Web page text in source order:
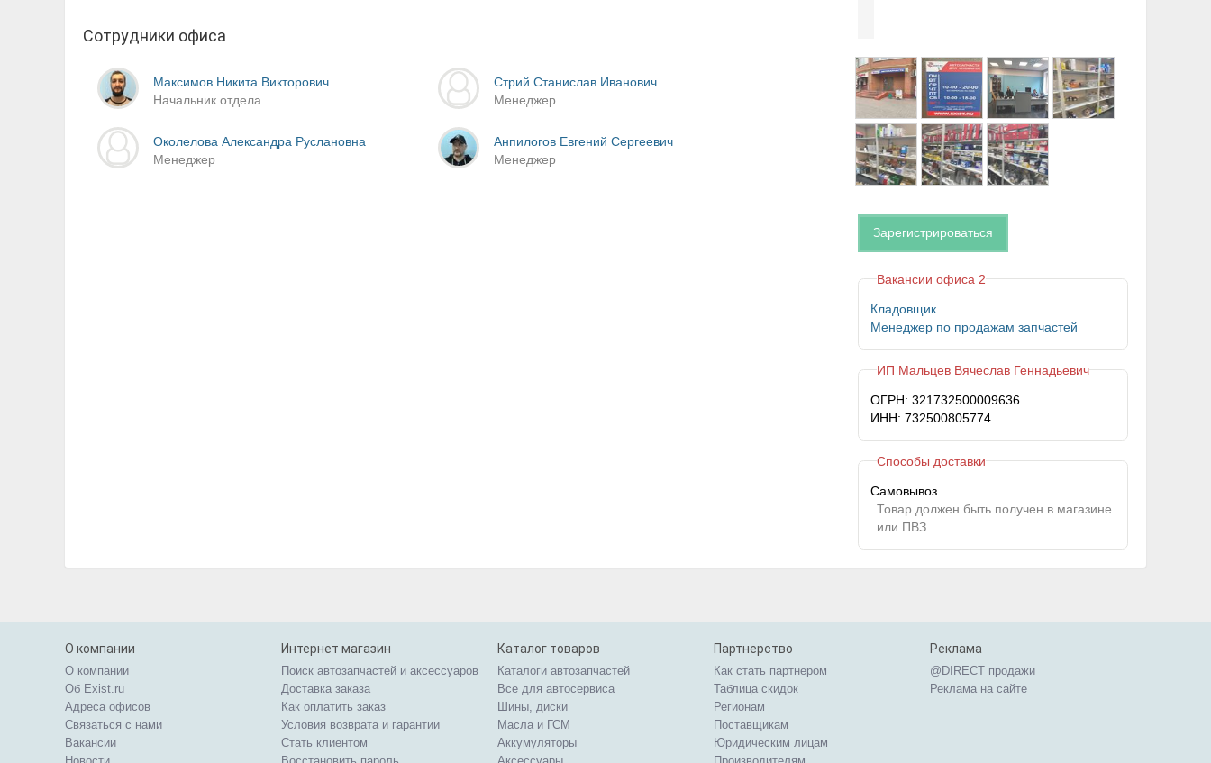
Сотрудники офиса
Максимов Никита Викторович
Начальник отдела
Стрий Станислав Иванович
Менеджер
Околелова Александра Руслановна
Менеджер
Анпилогов Евгений Сергеевич
Менеджер
Зарегистрироваться
Вакансии офиса 2
Кладовщик
Менеджер по продажам запчастей
ИП Мальцев Вячеслав Геннадьевич
ОГРН: 321732500009636
ИНН: 732500805774
Способы доставки
Самовывоз
Товар должен быть получен в магазине
или ПВЗ
О компании
О компании
Об Exist.ru
Адреса офисов
Связаться с нами
Вакансии
Интернет магазин
Поиск автозапчастей и аксессуаров
Доставка заказа
Как оплатить заказ
Условия возврата и гарантии
Стать клиентом
Каталог товаров
Каталоги автозапчастей
Все для автосервиса
Шины, диски
Масла и ГСМ
Аккумуляторы
Партнерство
Как стать партнером
Таблица скидок
Регионам
Поставщикам
Юридическим лицам
Реклама
@DIRECT продажи
Реклама на сайте